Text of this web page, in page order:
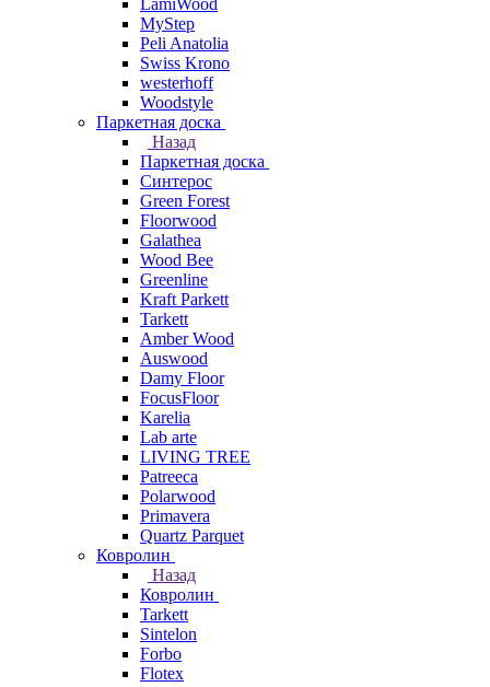
LamiWood
MyStep
Peli Anatolia
Swiss Krono
westerhoff
Woodstyle
Паркетная доска
Назад
Паркетная доска
Синтерос
Green Forest
Floorwood
Galathea
Wood Bee
Greenline
Kraft Parkett
Tarkett
Amber Wood
Auswood
Damy Floor
FocusFloor
Karelia
Lab arte
LIVING TREE
Patreeca
Polarwood
Primavera
Quartz Parquet
Ковролин
Назад
Ковролин
Tarkett
Sintelon
Forbo
Flotex